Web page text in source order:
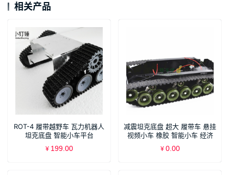
相关产品
ROT-4 履带越野车 瓦力机器人
坦克底盘 智能小车平台
¥ 199.00
减震坦克底盘 超大 履带车 悬挂
视频小车 橡胶 智能小车 经济
¥ 0.00